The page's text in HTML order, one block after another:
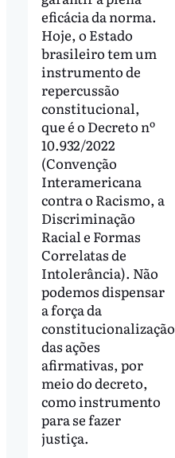
eficácia da norma.
Hoje, o Estado
brasileiro tem um
instrumento de
repercussão
constitucional,
que é o Decreto nº
10.932/2022
(Convenção
Interamericana
contra o Racismo, a
Discriminação
Racial e Formas
Correlatas de
Intolerância). Não
podemos dispensar
a força da
constitucionalização
das ações
afirmativas, por
meio do decreto,
como instrumento
para se fazer
justiça.